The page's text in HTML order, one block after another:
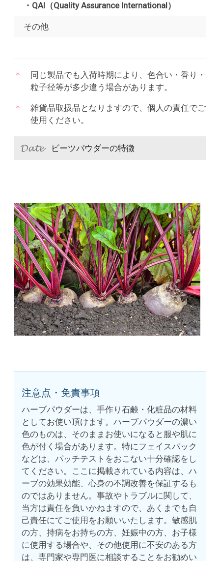
・QAI（Quality Assurance International）
その他
同じ製品でも入荷時期により、色合い・香り・
粒子径等が多少違う場合があります。
雑貨品取扱品となりますので、個人の責任でご
使用ください。
ビーツパウダーの特徴
注意点・免責事項
ハーブパウダーは、手作り石鹸・化粧品の材料
としてお使い頂けます。ハーブパウダーの濃い
色のものは、そのままお使いになると服や肌に
色が付く場合があります。特にフェイスパック
などは、パッチテストをおこない十分確認をし
てください。ここに掲載されている内容は、ハ
ーブの効果効能、心身の不調改善を保証するも
のではありません。事故やトラブルに関して、
当方は責任を負いかねますので、あくまでも自
己責任にてご使用をお願いいたします。敏感肌
の方、持病をお持ちの方、妊娠中の方、お子様
に使用する場合や、その他使用に不安のある方
は、専門家や専門医に相談することをお勧めい